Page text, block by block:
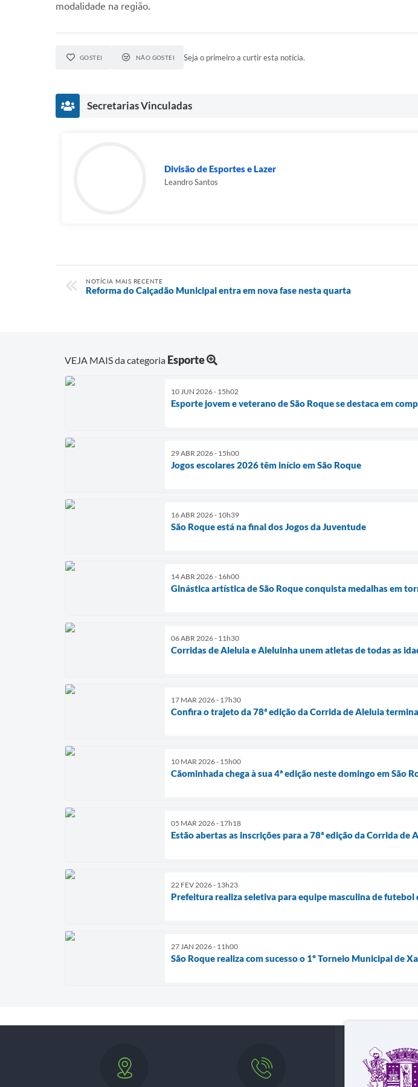
modalidade na região.
GOSTEI NÃO GOSTEI Seja o primeiro a curtir esta notícia.
Secretarias Vinculadas
Divisão de Esportes e Lazer
Leandro Santos
NOTÍCIA MAIS RECENTE
Reforma do Calçadão Municipal entra em nova fase nesta quarta
VEJA MAIS da categoria Esporte
10 JUN 2026 - 15h02
Esporte jovem e veterano de São Roque se destaca em
29 ABR 2026 - 15h00
Jogos escolares 2026 têm início em São Roque
16 ABR 2026 - 10h39
São Roque está na final dos Jogos da Juventude
14 ABR 2026 - 16h00
Ginástica artística de São Roque conquista medalhas em
06 ABR 2026 - 11h30
Corridas de Aleluia e Aleluinha unem atletas de todas as
17 MAR 2026 - 17h30
Confira o trajeto da 78ª edição da Corrida de Aleluia
10 MAR 2026 - 15h00
Cãominhada chega à sua 4ª edição neste domingo em São
05 MAR 2026 - 17h18
Estão abertas as inscrições para a 78ª edição da Corrida de
22 FEV 2026 - 13h23
Prefeitura realiza seletiva para equipe masculina de futebol
27 JAN 2026 - 11h00
São Roque realiza com sucesso o 1º Torneio Municipal de